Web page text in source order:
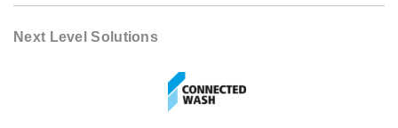
Next Level Solutions